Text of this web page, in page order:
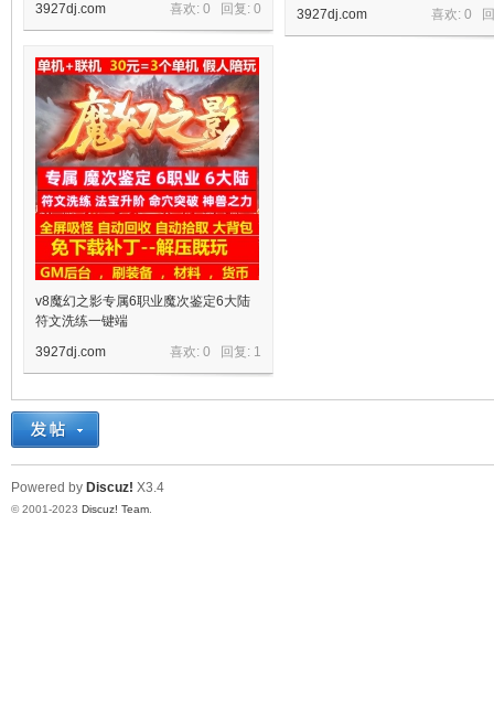
喜欢: 0 回复: 0
3927dj.com
喜欢: 0
3927dj.com
v8魔幻之影专属6职业魔次鉴定6大陆
符文洗练一键端
喜欢: 0 回复: 1
3927dj.com
Powered by Discuz! X3.4
© 2001-2023 Discuz! Team.